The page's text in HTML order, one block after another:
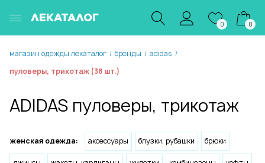
ЛЕКАТАЛОГ
0 0
магазин одежды лекаталог / бренды / adidas /
пуловеры, трикотаж (38 шт.)
ADIDAS пуловеры, трикотаж
женская одежда: аксессуары блузки, рубашки брюки